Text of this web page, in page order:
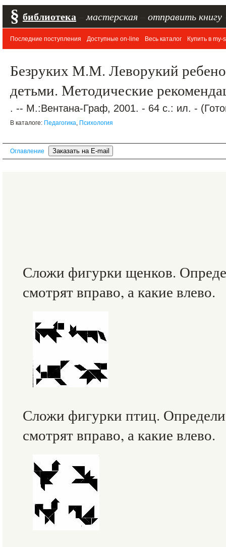
§ библиотека мастерская отправить книгу
Последние поступления Доступные on-line Весь каталог Купить в my-
Безруких М.М. Леворукий
детьми. Методические
. -- М.:Вентана-Граф, 2001. - 64 с.: ил. -
В каталоге: Педагогика, Психология
Оглавление
Сложи фигурки щенков.
смотрят вправо, а какие влево.
Сложи фигурки птиц.
смотрят вправо, а какие влево.